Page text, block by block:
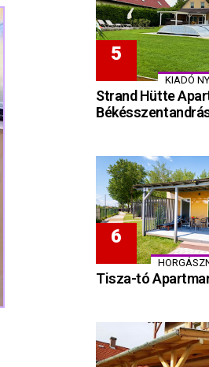
KIADÓ
Strand Hütte
Tisza-tó